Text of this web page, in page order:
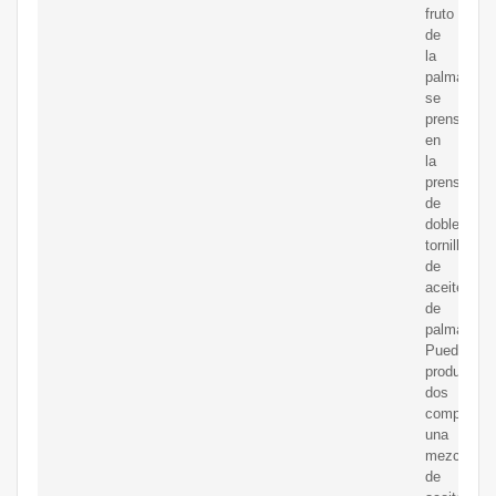
fruto
de
la
palma
se
prensa
en
la
prensa
de
doble
tornillo
de
aceite
de
palma.
Puede
producir
dos
una
mezcla
de